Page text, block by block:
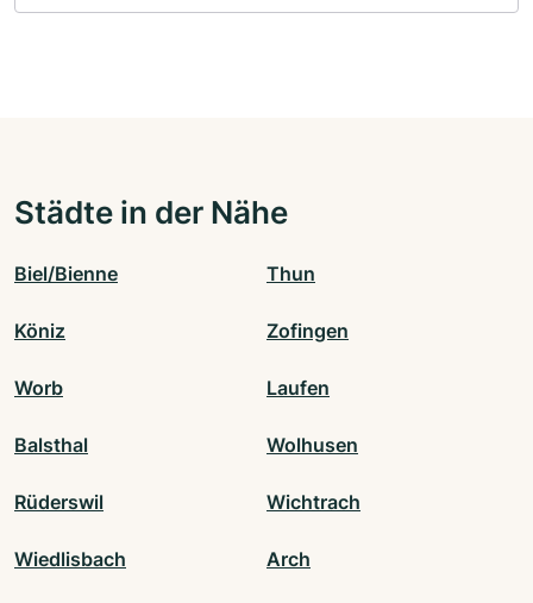
Städte in der Nähe
Biel/Bienne Thun
Köniz Zofingen
Worb Laufen
Balsthal Wolhusen
Rüderswil Wichtrach
Wiedlisbach Arch